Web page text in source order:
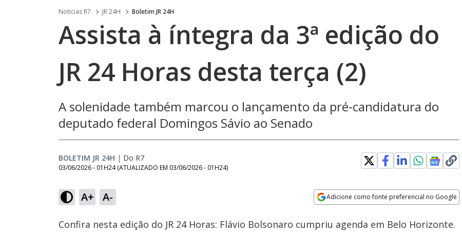
Noticias R7 JR 24H Boletim JR 24H
Assista à íntegra da 3ª edição do
JR 24 Horas desta terça (2)
A solenidade também marcou o lançamento da pré-candidatura do
deputado federal Domingos Sávio ao Senado
BOLETIM JR 24H | Do R7
03/06/2026 - 01H24 (ATUALIZADO EM 03/06/2026 - 01H24)
A+ A- Adicione como fonte preferencial no Google
Ativar
Som
7.94%
Velocidade
Confira nesta edição do JR 24 Horas: Flávio Bolsonaro cumpriu agenda em Belo Horizonte.